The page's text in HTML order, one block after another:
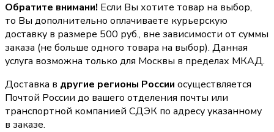
Обратите внимани! Если Вы хотите товар на выбор,
то Вы дополнительно оплачиваете курьерскую
доставку в размере 500 руб., вне зависимости от суммы
заказа (не больше одного товара на выбор). Данная
услуга возможна только для Москвы в пределах МКАД.
Доставка в другие регионы России осуществляется
Почтой России до вашего отделения почты или
транспортной компанией СДЭК по адресу указанному
в заказе.